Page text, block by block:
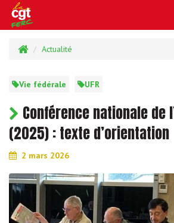
Actualité
Vie fédérale UFR
Conférence nationale de
(2025) : texte d’orientation
2 mars 2026